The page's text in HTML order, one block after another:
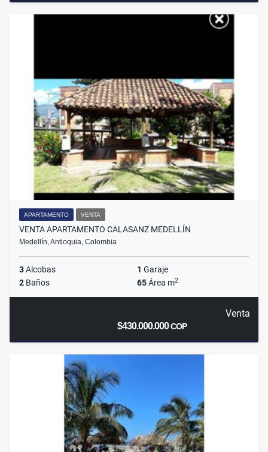
APARTAMENTO VENTA
VENTA APARTAMENTO CALASANZ MEDELLÍN
Medellín, Antioquia, Colombia
3Alcobas 1 Garaje
2 Baños 65Área m2
Venta
$430.000.000COP